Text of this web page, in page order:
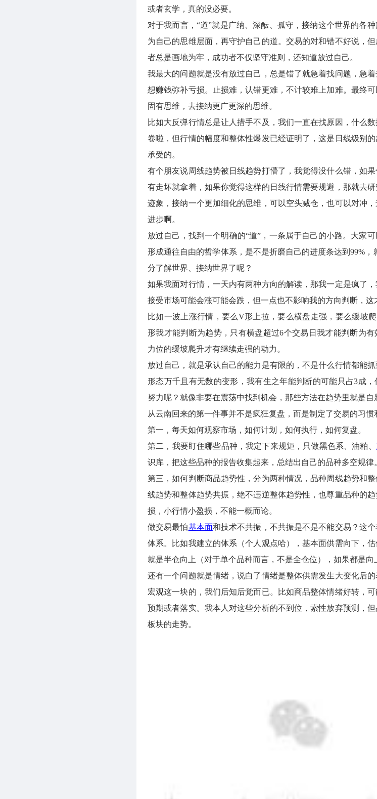
或者玄学，真的没必要。
对于我而言，“道”就是广纳、深酝、孤守，接纳这个世界的各
为自己的思维层面，再守护自己的道。交易的对和错不好说，
者总是画地为牢，成功者不仅坚守准则，还知道放过自己。
我最大的问题就是没有放过自己，总是错了就急着找问题，急着
想赚钱弥补亏损。止损难，认错更难，不计较难上加难。最终
固有思维，去接纳更广更深的思维。
比如大反弹行情总是让人措手不及，我们一直在找原因，什么
卷啦，但行情的幅度和整体性爆发已经证明了，这是日线级别
承受的。
有个朋友说周线趋势被日线趋势打懵了，我觉得没什么错，如
有走坏就拿着，如果你觉得这样的日线行情需要规避，那就去
迹象，接纳一个更加细化的思维，可以空头减仓，也可以对冲
进步啊。
放过自己，找到一个明确的“道”，一条属于自己的小路。大家
形成通往自由的哲学体系，是不是折磨自己的进度条达到99%，
分了解世界、接纳世界了呢？
如果我面对行情，一天内有两种方向的解读，那我一定是疯了
接受市场可能会涨可能会跌，但一点也不影响我的方向判断，这
比如一波上涨行情，要么V形上拉，要么横盘走强，要么缓坡
形我才能判断为趋势，只有横盘超过6个交易日我才能判断为
力位的缓坡爬升才有继续走强的动力。
放过自己，就是承认自己的能力是有限的，不是什么行情都能抓
形态万千且有无数的变形，我有生之年能判断的可能只占3成
努力呢？就像非要在震荡中找到机会，那些方法在趋势里就是自
从云南回来的第一件事并不是疯狂复盘，而是制定了交易的习惯
第一，每天如何观察市场，如何计划，如何执行，如何复盘。
第二，我要盯住哪些品种，我定下来规矩，只做黑色系、油粕、
识库，把这些品种的报告收集起来，总结出自己的品种多空规律
第三，如何判断商品趋势性，分为两种情况，品种周线趋势和整
线趋势和整体趋势共振，绝不违逆整体趋势性，也尊重品种的
损，小行情小盈损，不能一概而论。
做交易最怕基本面和技术不共振，不共振是不是不能交易？这
体系。比如我建立的体系（个人观点哈），基本面供需向下，估
就是半仓向上（对于单个品种而言，不是全仓位），如果都是向
还有一个问题就是情绪，说白了情绪是整体供需发生大变化后
宏观这一块的，我们后知后觉而已。比如商品整体情绪好转，可
预期或者落实。我本人对这些分析的不到位，索性放弃预测，
板块的走势。